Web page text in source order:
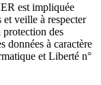
est impliquée
et veille à respecter
protection des
données à caractère
et Liberté n°